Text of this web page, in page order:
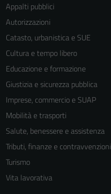
Appalti pubblici
Autorizzazioni
Catasto, urbanistica e SUE
Cultura e tempo libero
Educazione e formazione
Giustizia e sicurezza pubblica
Imprese, commercio e SUAP
Mobilità e trasporti
Salute, benessere e assistenza
Tributi, finanze e contravvenzioni
Turismo
Vita lavorativa